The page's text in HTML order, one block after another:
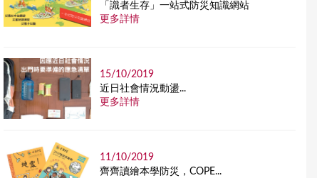
「識者生存」一站式防災知識網站
更多詳情
15/10/2019
近日社會情況動盪...
更多詳情
11/10/2019
齊齊讀繪本學防災，COPE...